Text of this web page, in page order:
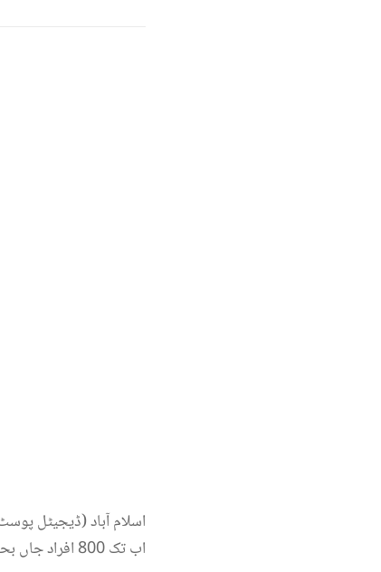
اسلام آباد (ڈیجیٹل
اب تک 800 افراد جاں بحق اور تین ہزار سے زائد افراد زخمی ہوچکے ہیں۔